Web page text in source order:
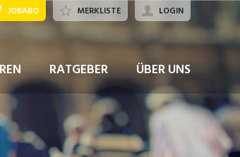
RATGEBER ÜBER UNS
JOBABO MERKLISTE LOGIN
JETZT BEWERBEN